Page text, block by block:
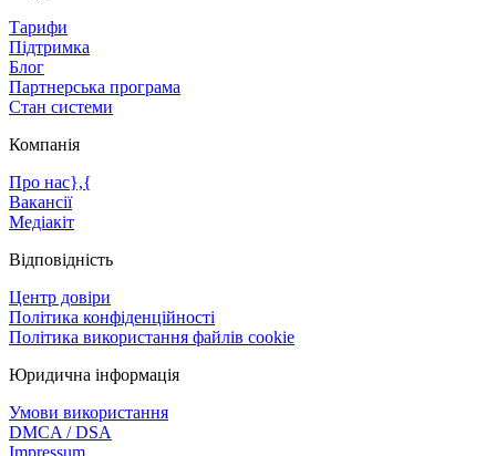
Тарифи
Підтримка
Блог
Партнерська програма
Стан системи
Компанія
Про нас},{
Вакансії
Медіакіт
Відповідність
Центр довіри
Політика конфіденційності
Політика використання файлів cookie
Юридична інформація
Умови використання
DMCA / DSA
Impressum